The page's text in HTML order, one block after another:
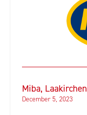
Miba, Laakirchen
December 5, 2023